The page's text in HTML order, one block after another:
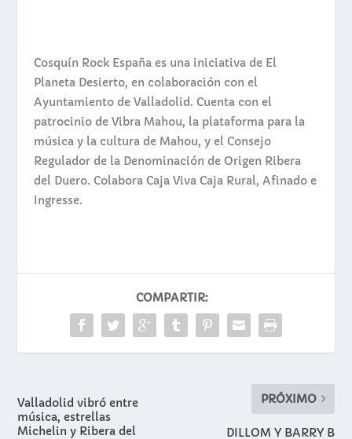
Cosquín Rock España es una iniciativa de El
Planeta Desierto, en colaboración con el
Ayuntamiento de Valladolid. Cuenta con el
patrocinio de Vibra Mahou, la plataforma para la
música y la cultura de Mahou, y el Consejo
Regulador de la Denominación de Origen Ribera
del Duero. Colabora Caja Viva Caja Rural, Afinado e
Ingresse.
COMPARTIR:
Valladolid vibró entre
música, estrellas
Michelin y Ribera del
PRÓXIMO
DILLOM Y BARRY B